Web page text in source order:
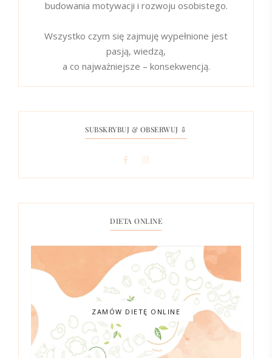
budowania motywacji i rozwoju osobistego.
Wszystko czym się zajmuję wypełnione jest
pasją, wiedzą,
a co najważniejsze – konsekwencją.
SUBSKRYBUJ & OBSERWUJ ⇩
DIETA ONLINE
ZAMÓW DIETĘ ONLINE